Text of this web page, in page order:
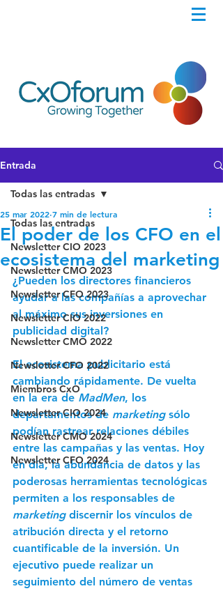
Entrada
Todas las entradas
Newsletter CIO 2023
Newsletter CMO 2023
Newsletter CFO 2023
Newsletter CIO 2022
Newsletter CMO 2022
Newsletter CFO 2022
Miembros CxO
Newsletter CIO 2024
Newsletter CMO 2024
Newsletter CFO 2024
Todas las entradas
El poder de los CFO en el
ecosistema del marketing
25 mar 2022 7 min de lectura
¿Pueden los directores financieros
ayudar a las compañías a aprovechar
al máximo sus inversiones en
publicidad digital?
El ecosistema publicitario está
cambiando rápidamente. De vuelta
en la era de MadMen, los
departamentos de marketing sólo
podían rastrear relaciones débiles
entre las campañas y las ventas. Hoy
en día, la abundancia de datos y las
poderosas herramientas tecnológicas
permiten a los responsables de
marketing discernir los vínculos de
atribución directa y el retorno
cuantificable de la inversión. Un
ejecutivo puede realizar un
seguimiento del número de ventas